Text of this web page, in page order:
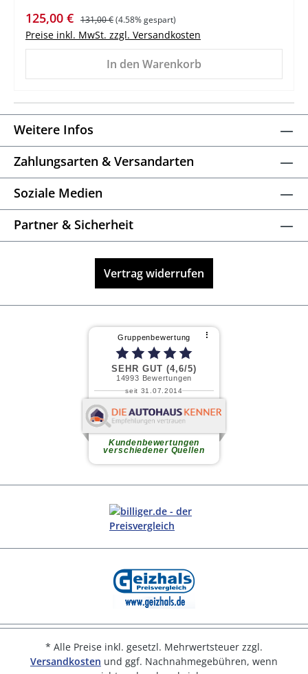
Verkaufspreis:
125,00 € Regulärer Preis:
131,00 €(4.58% gespart)
Preise inkl. MwSt. zzgl. Versandkosten
In den Warenkorb
Weitere Infos
Zahlungsarten & Versandarten
Soziale Medien
Partner & Sicherheit
Vertrag widerrufen
* Alle Preise inkl. gesetzl. Mehrwertsteuer zzgl.
Versandkosten und ggf. Nachnahmegebühren, wenn